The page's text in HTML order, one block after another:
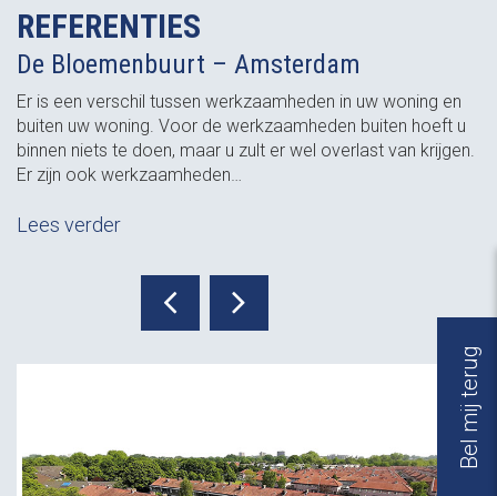
Bel mij terug
REFERENTIES
De Bloemenbuurt – Amsterdam
Er is een verschil tussen werkzaamheden in uw woning en
buiten uw woning. Voor de werkzaamheden buiten hoeft u
binnen niets te doen, maar u zult er wel overlast van krijgen.
Er zijn ook werkzaamheden…
Lees verder